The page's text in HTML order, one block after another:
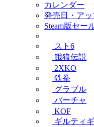
カレンダー
発売日・アッ
Steam版セー
スト6
餓狼伝説
2XKO
鉄拳
グラブル
バーチャ
KOF
ギルティ